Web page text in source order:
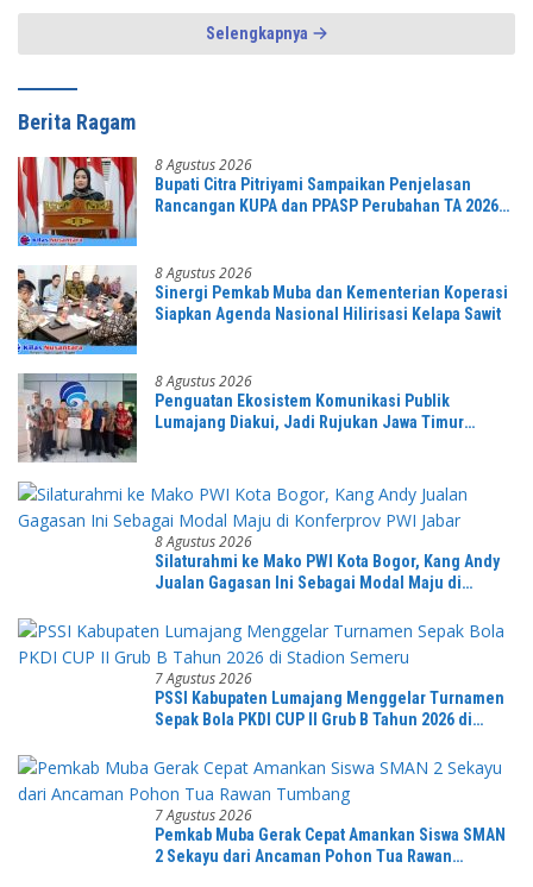
Selengkapnya
Berita Ragam
8 Agustus 2026
Bupati Citra Pitriyami Sampaikan Penjelasan
Rancangan KUPA dan PPASP Perubahan TA 2026
8 Agustus 2026
Sinergi Pemkab Muba dan Kementerian Koperasi
Siapkan Agenda Nasional Hilirisasi Kelapa Sawit
8 Agustus 2026
Penguatan Ekosistem Komunikasi Publik
Lumajang Diakui, Jadi Rujukan Jawa Timur
8 Agustus 2026
Silaturahmi ke Mako PWI Kota Bogor, Kang Andy
Jualan Gagasan Ini Sebagai Modal Maju di
7 Agustus 2026
PSSI Kabupaten Lumajang Menggelar Turnamen
Sepak Bola PKDI CUP II Grub B Tahun 2026 di
7 Agustus 2026
Pemkab Muba Gerak Cepat Amankan Siswa SMAN
2 Sekayu dari Ancaman Pohon Tua Rawan